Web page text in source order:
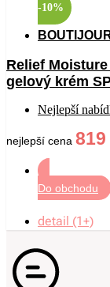
-10%
Relief
gelový krém
Nejlepší
nejlepší cena
Do obchodu
detail (1+)